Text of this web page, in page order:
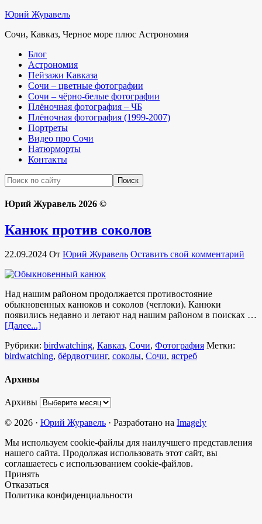
Юрий Журавель
Сочи, Кавказ, Черное море плюс Астрономия
Блог
Астрономия
Пейзажи Кавказа
Сочи – цветные фотографии
Сочи – чёрно-белые фотографии
Плёночная фотография – ЧБ
Плёночная фотография (1999-2007)
Портреты
Видео про Сочи
Натюрморты
Контакты
Юрий Журавель 2026 ©
Канюк против соколов
22.09.2024 От Юрий Журавель Оставить свой комментарий
Над нашим районом продолжается противостояние
обыкновенных канюков и соколов (чеглоки). Канюки
появились недавно и летают над нашим районом в поисках …
[Далее...]
Рубрики: birdwatching, Кавказ, Сочи, Фотография Метки:
birdwatching, бёрдвотчинг, соколы, Сочи, ястреб
Архивы
Архивы
© 2026 · Юрий Журавель · Разработано на Imagely
Мы используем cookie-файлы для наилучшего представления
нашего сайта. Продолжая использовать этот сайт, вы
соглашаетесь с использованием cookie-файлов.
Принять
Отказаться
Политика конфиденциальности